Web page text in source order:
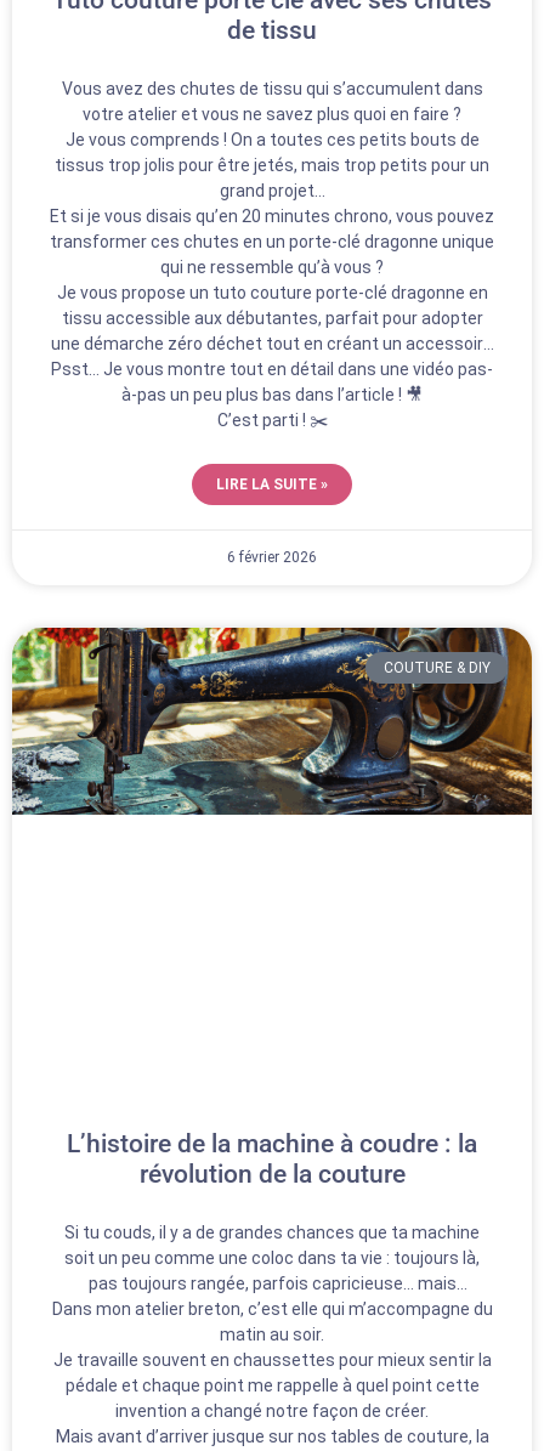
de tissu
Vous avez des chutes de tissu qui s’accumulent dans
votre atelier et vous ne savez plus quoi en faire ?
Je vous comprends ! On a toutes ces petits bouts de
tissus trop jolis pour être jetés, mais trop petits pour un
grand projet…
Et si je vous disais qu’en 20 minutes chrono, vous pouvez
transformer ces chutes en un porte-clé dragonne unique
qui ne ressemble qu’à vous ?
Je vous propose un tuto couture porte-clé dragonne en
tissu accessible aux débutantes, parfait pour adopter
une démarche zéro déchet tout en créant un accessoire
pratique au quotidien.
En plus, c’est un cadeau fait main qui fait toujours son
petit effet ! D’ailleurs, même mes ados se sont pris au
Psst… Je vous montre tout en détail dans une vidéo pas-
à-pas un peu plus bas dans l’article ! 🎥
C’est parti ! ✂️
LIRE LA SUITE »
6 février 2026
COUTURE & DIY
L’histoire de la machine à coudre : la
révolution de la couture
Si tu couds, il y a de grandes chances que ta machine
soit un peu comme une coloc dans ta vie : toujours là,
pas toujours rangée, parfois capricieuse… mais
indispensable.
Dans mon atelier breton, c’est elle qui m’accompagne du
matin au soir.
Je travaille souvent en chaussettes pour mieux sentir la
pédale et chaque point me rappelle à quel point cette
invention a changé notre façon de créer.
Mais avant d’arriver jusque sur nos tables de couture, la